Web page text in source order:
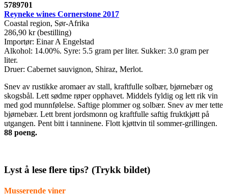
5789701
Reyneke wines Cornerstone 2017
Coastal region, Sør-Afrika
286,90 kr (bestilling)
Importør: Einar A Engelstad
Alkohol: 14.00%. Syre: 5.5 gram per liter. Sukker: 3.0 gram per
liter.
Druer: Cabernet sauvignon, Shiraz, Merlot.
Snev av rustikke aromaer av stall, kraftfulle solbær, bjørnebær og
skogsbål. Lett sødme røper opphavet. Middels fyldig og lett rik vin
med god munnfølelse. Saftige plommer og solbær. Snev av mer tette
bjørnebær. Lett brent jordsmonn og kraftfulle saftig fruktkjøtt på
utgangen. Pent bitt i tanninene. Flott kjøttvin til sommer-grillingen.
88 poeng.
Lyst å lese flere tips? (Trykk bildet)
Musserende viner